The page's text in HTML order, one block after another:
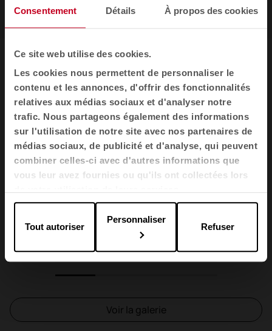
Consentement Détails À propos des cookies
Ce site web utilise des cookies.
Les cookies nous permettent de personnaliser le
contenu et les annonces, d'offrir des fonctionnalités
relatives aux médias sociaux et d'analyser notre
trafic. Nous partageons également des informations
sur l'utilisation de notre site avec nos partenaires de
médias sociaux, de publicité et d'analyse, qui peuvent
combiner celles-ci avec d'autres informations que
vous leur avez fournies ou qu'ils ont collectées lors
Tout autoriser
Personnaliser
Refuser
Galerie
Voir la galerie